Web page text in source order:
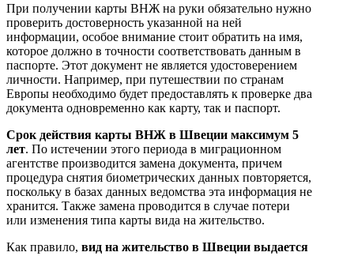
При получении карты ВНЖ на руки обязательно нужно
проверить достоверность указанной на ней
информации, особое внимание стоит обратить на имя,
которое должно в точности соответствовать данным в
паспорте. Этот документ не является удостоверением
личности. Например, при путешествии по странам
Европы необходимо будет предоставлять к проверке два
документа одновременно как карту, так и паспорт.
Срок действия карты ВНЖ в Швеции максимум 5
лет. По истечении этого периода в миграционном
агентстве производится замена документа, причем
процедура снятия биометрических данных повторяется,
поскольку в базах данных ведомства эта информация не
хранится. Также замена проводится в случае потери
или изменения типа карты вида на жительство.
Как правило, вид на жительство в Швеции выдается